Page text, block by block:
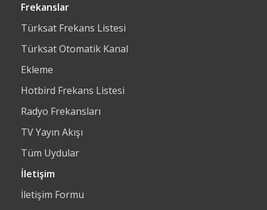
Frekanslar
Türksat Frekans Listesi
Türksat Otomatik Kanal
Ekleme
Hotbird Frekans Listesi
Radyo Frekansları
TV Yayın Akışı
Tüm Uydular
İletişim
İletişim Formu